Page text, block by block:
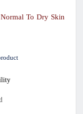
To Dry Skin